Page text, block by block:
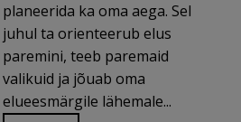
planeerida ka oma aega. Sel
juhul ta orienteerub elus
paremini, teeb paremaid
valikuid ja jõuab oma
elueesmärgile lähemale...